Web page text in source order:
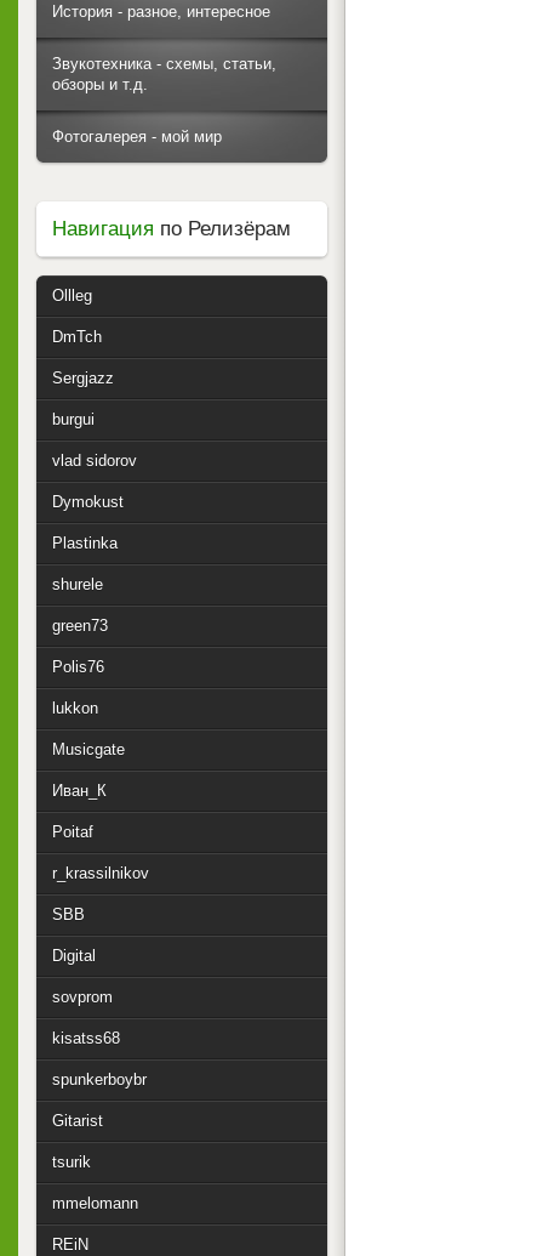
История - разное, интересное
Звукотехника - схемы, статьи,
обзоры и т.д.
Фотогалерея - мой мир
Навигация по Релизёрам
Ollleg
DmTch
Sergjazz
burgui
vlad sidorov
Dymokust
Plastinka
shurele
green73
Polis76
lukkon
Musicgate
Иван_К
Poitaf
r_krassilnikov
SBB
Digital
sovprom
kisatss68
spunkerboybr
Gitarist
tsurik
mmelomann
REiN